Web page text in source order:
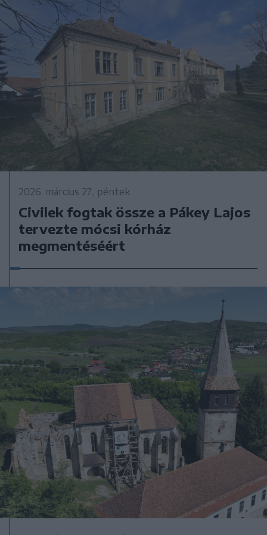
2026. március 27., péntek
Civilek fogtak össze a Pákey Lajos
tervezte mócsi kórház
megmentéséért